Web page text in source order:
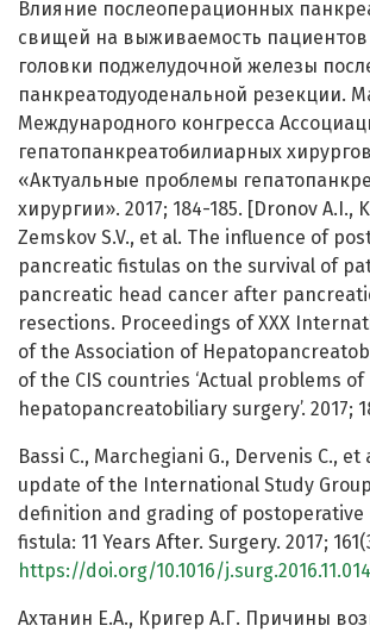
Влияние послеоперационных
свищей на выживаемость пациентов
головки поджелудочной железы
панкреатодуоденальной резекции.
Международного конгресса
гепатопанкреатобилиарных
«Актуальные проблемы
хирургии». 2017; 184-185. [Dronov A.I.,
Zemskov S.V., et al. The influence of
pancreatic fistulas on the survival of
pancreatic head cancer after
resections. Proceedings of XXX
of the Association of
of the CIS countries ‘Actual problems of
hepatopancreatobiliary surgery’. 2017;
Bassi C., Marchegiani G., Dervenis C., et
update of the International Study Group
definition and grading of postoperative
fistula: 11 Years After. Surgery. 2017;
https://doi.org/10.1016/j.surg.2016.11.014
Ахтанин Е.А., Кригер А.Г. Причины